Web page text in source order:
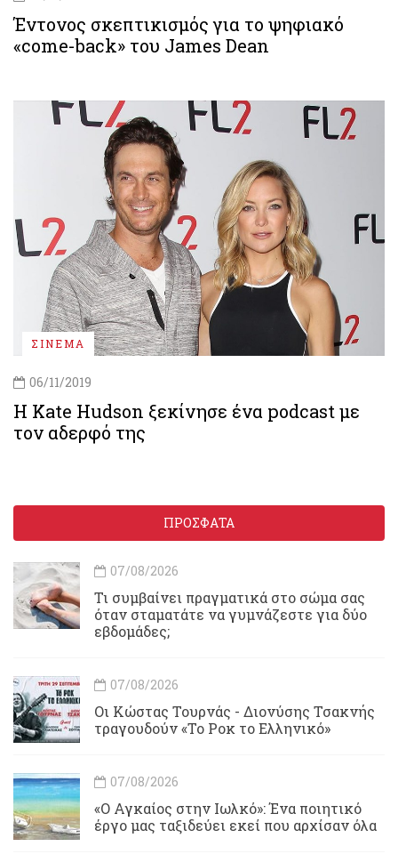
Έντονος σκεπτικισμός για το ψηφιακό
«come-back» του James Dean
ΣΙΝΕΜΑ
06/11/2019
Η Kate Hudson ξεκίνησε ένα podcast με
τον αδερφό της
ΠΡΟΣΦΑΤΑ
07/08/2026
Τι συμβαίνει πραγματικά στο σώμα σας
όταν σταματάτε να γυμνάζεστε για δύο
εβδομάδες;
07/08/2026
Οι Κώστας Τουρνάς - Διονύσης Τσακνής
τραγουδούν «Το Ροκ το Ελληνικό»
07/08/2026
«Ο Αγκαίος στην Ιωλκό»: Ένα ποιητικό
έργο μας ταξιδεύει εκεί που αρχίσαν όλα